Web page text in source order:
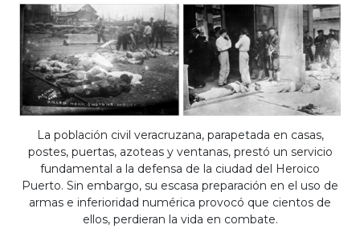
La población civil veracruzana, parapetada en casas,
postes, puertas, azoteas y ventanas, prestó un servicio
fundamental a la defensa de la ciudad del Heroico
Puerto. Sin embargo, su escasa preparación en el uso de
armas e inferioridad numérica provocó que cientos de
ellos, perdieran la vida en combate.